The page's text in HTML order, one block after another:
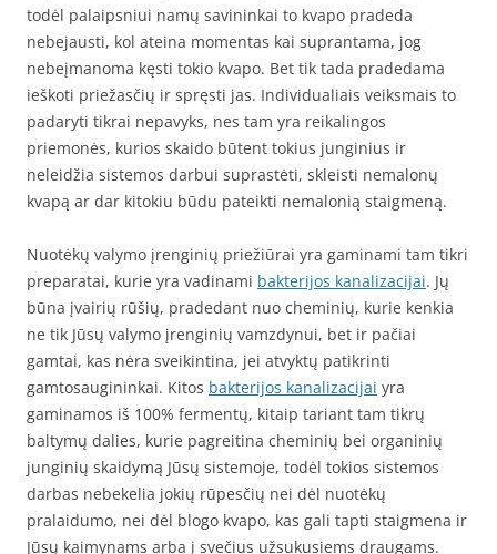
todėl palaipsniui namų savininkai to kvapo pradeda
nebejausti, kol ateina momentas kai suprantama, jog
nebeįmanoma kęsti tokio kvapo. Bet tik tada pradedama
ieškoti priežasčių ir spręsti jas. Individualiais veiksmais to
padaryti tikrai nepavyks, nes tam yra reikalingos
priemonės, kurios skaido būtent tokius junginius ir
neleidžia sistemos darbui suprastėti, skleisti nemalonų
kvapą ar dar kitokiu būdu pateikti nemalonią staigmeną.
Nuotėkų valymo įrenginių priežiūrai yra gaminami tam tikri
preparatai, kurie yra vadinami bakterijos kanalizacijai. Jų
būna įvairių rūšių, pradedant nuo cheminių, kurie kenkia
ne tik Jūsų valymo įrenginių vamzdynui, bet ir pačiai
gamtai, kas nėra sveikintina, jei atvyktų patikrinti
gamtosaugininkai. Kitos bakterijos kanalizacijai yra
gaminamos iš 100% fermentų, kitaip tariant tam tikrų
baltymų dalies, kurie pagreitina cheminių bei organinių
junginių skaidymą Jūsų sistemoje, todėl tokios sistemos
darbas nebekelia jokių rūpesčių nei dėl nuotėkų
pralaidumo, nei dėl blogo kvapo, kas gali tapti staigmena ir
Jūsų kaimynams arba į svečius užsukusiems draugams.